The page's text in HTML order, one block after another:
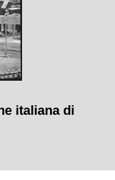
italiana di